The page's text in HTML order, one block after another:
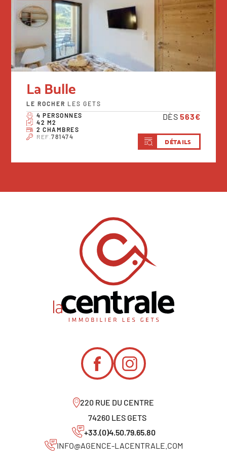
La Bulle
LE ROCHER LES GETS
4 PERSONNES
42 M2
2 CHAMBRES
REF.781474
DÈS 563€
DÉTAILS
220 RUE DU CENTRE
74260 LES GETS
+33.(0)4.50.79.65.80
INFO@AGENCE-LACENTRALE.COM